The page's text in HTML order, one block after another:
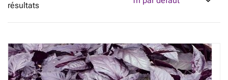
résultats